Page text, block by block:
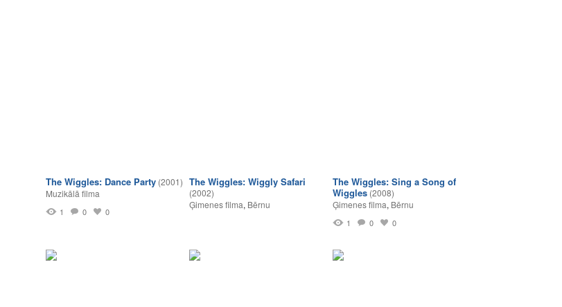
The Wiggles: Dance Party (2001)
Muzikālā filma
1 0 0
The Wiggles: Wiggly Safari
(2002)
Ģimenes filma, Bērnu
The Wiggles: Sing a Song of
Wiggles (2008)
Ģimenes filma, Bērnu
1 0 0